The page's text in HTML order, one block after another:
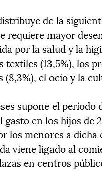
de la
requiere mayor
por la salud y la
textiles (13,5%), los
(8,3%), el ocio y la
supone el
en los hijos de
los menores a
viene ligado al
en centros